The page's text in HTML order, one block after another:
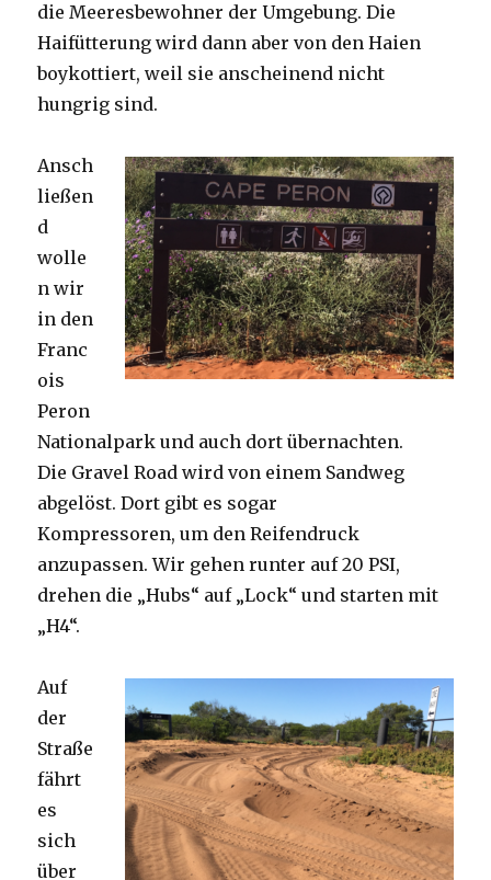
die Meeresbewohner der Umgebung. Die
Haifütterung wird dann aber von den Haien
boykottiert, weil sie anscheinend nicht
hungrig sind.
Ansch
ließen
d
wolle
n wir
in den
Franc
ois
Peron
Nationalpark und auch dort übernachten.
Die Gravel Road wird von einem Sandweg
abgelöst. Dort gibt es sogar
Kompressoren, um den Reifendruck
anzupassen. Wir gehen runter auf 20 PSI,
drehen die „Hubs“ auf „Lock“ und starten mit
„H4“.
Auf
der
Straße
fährt
es
sich
über